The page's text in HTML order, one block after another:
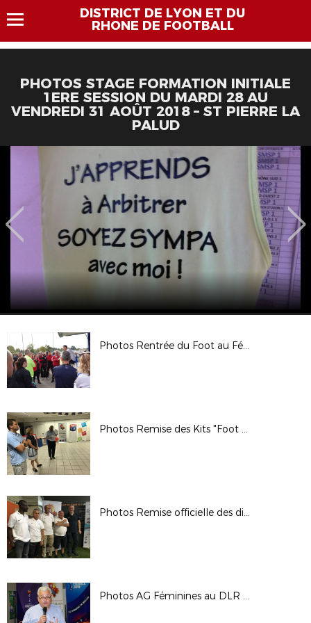
DISTRICT DE LYON ET DU
RHONE DE FOOTBALL
PHOTOS STAGE FORMATION INITIALE
1ERE SESSION DU MARDI 28 AU
VENDREDI 31 AOÛT 2018 – ST PIERRE LA
PALUD
Photos Rentrée du Foot au Féminin 22-09-18 TOLA VOLOGE
Photos Remise des Kits "Foot à l'école" - 05/07/2018
Photos Remise officielle des diplômes et des écussons - 03/07/2018
Photos AG Féminines au DLR - 22/06/2018